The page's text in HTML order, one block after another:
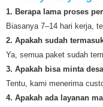
1. Berapa lama proses
Biasanya 7–14 hari kerja,
2. Apakah sudah
Ya, semua paket sudah
3. Apakah bisa minta
Tentu, kami menerima
4. Apakah ada layanan